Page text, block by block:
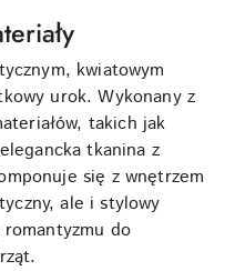
kwiatowym
urok. Wykonany z
takich jak
tkanina z
się z wnętrzem
ale i stylowy
do